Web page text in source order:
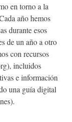
en torno a la
año hemos
durante esos
de un año a otro
con recursos
incluidos
e información
una guía digital